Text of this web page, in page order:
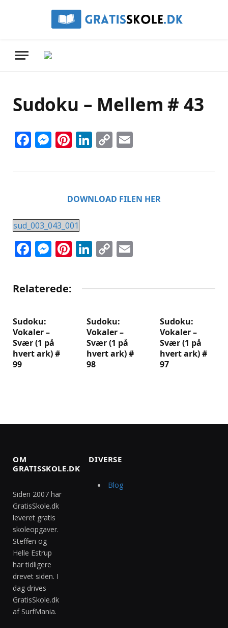
Sudoku – Mellem # 43
Facebook
Messenger
Pinterest
LinkedIn
Copy
DOWNLOAD FILEN HER
sud_003_043_001
Facebook
Messenger
Pinterest
LinkedIn
Copy
Relaterede:
Sudoku:
Vokaler –
Svær (1 på
hvert ark) #
99
Sudoku:
Vokaler –
Svær (1 på
hvert ark) #
98
Sudoku:
Vokaler –
Svær (1 på
hvert ark) #
97
OM
GRATISSKOLE.DK
Siden 2007 har
GratisSkole.dk
leveret gratis
skoleopgaver.
Steffen og
Helle Estrup
har tidligere
drevet siden. I
dag drives
GratisSkole.dk
af SurfMania.
DIVERSE
Blog